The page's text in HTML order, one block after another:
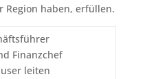
Region haben, erfüllen.
Finanzchef
leiten